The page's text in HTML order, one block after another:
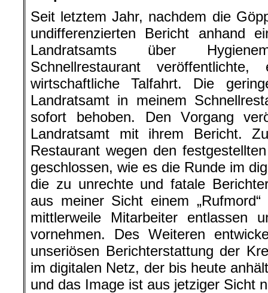
Seit letztem Jahr, nachdem die
undifferenzierten Bericht anhand
Landratsamts über
Schnellrestaurant
wirtschaftliche Talfahrt. Die
Landratsamt in meinem
sofort behoben. Den Vorgang
Landratsamt mit ihrem Bericht.
Restaurant wegen den
geschlossen, wie es die Runde im
die zu unrechte und fatale
aus meiner Sicht einem
mittlerweile Mitarbeiter entlassen
vornehmen. Des Weiteren
unseriösen Berichterstattung der
im digitalen Netz, der bis heute
und das Image ist aus jetziger Sicht